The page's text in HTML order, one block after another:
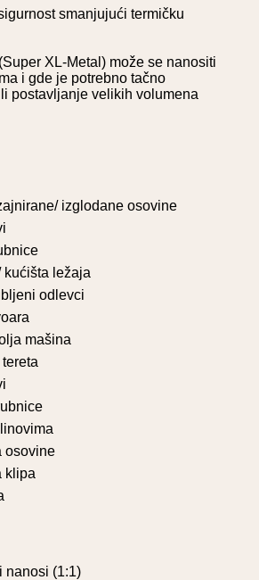
smanjujući termičku
XL-Metal) može se nanositi
i gde je potrebno tačno
postavljanje velikih volumena
izglodane osovine
kućišta ležaja
odlevci
mašina
osovine
klipa
nanosi (1:1)